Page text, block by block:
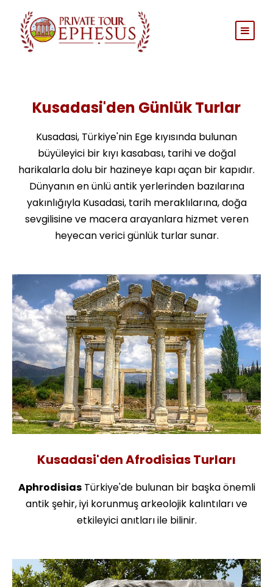
Kusadasi'den Günlük Turlar
Kusadasi, Türkiye'nin Ege kıyısında bulunan
büyüleyici bir kıyı kasabası, tarihi ve doğal
harikalarla dolu bir hazineye kapı açan bir kapıdır.
Dünyanın en ünlü antik yerlerinden bazılarına
yakınlığıyla Kusadasi, tarih meraklılarına, doğa
sevgilisine ve macera arayanlara hizmet veren
heyecan verici günlük turlar sunar.
Kusadasi'den Afrodisias Turları
AphrodisiasTürkiye'de bulunan bir başka önemli
antik şehir, iyi korunmuş arkeolojik kalıntıları ve
etkileyici anıtları ile bilinir.